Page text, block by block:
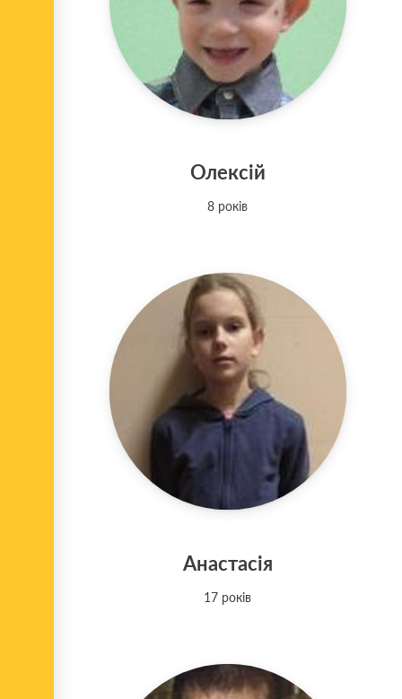
Олексій
8 років
Анастасія
17 років